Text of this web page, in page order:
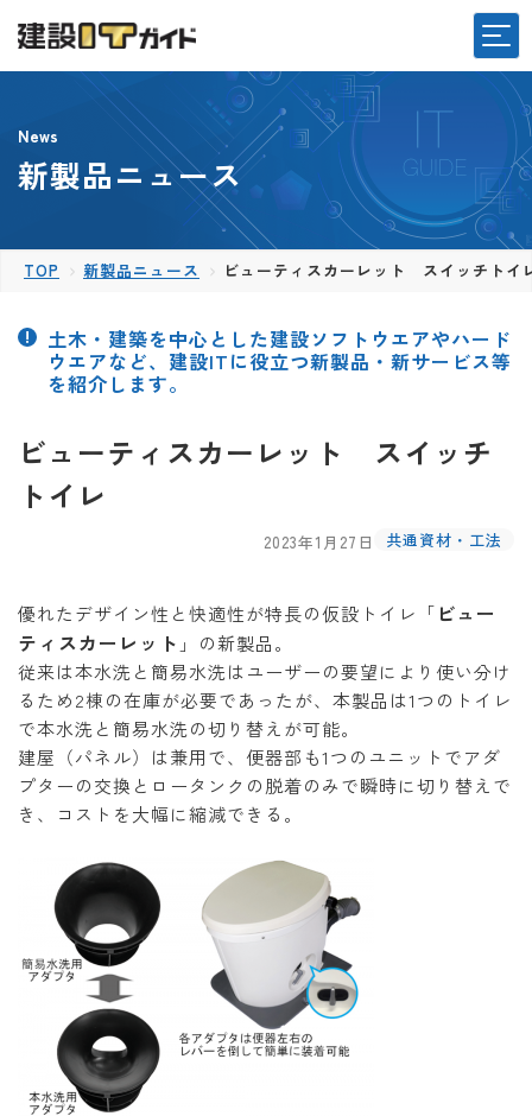
News
新製品ニュース
TOP 新製品ニュース ビューティスカーレット スイッチトイ
土木・建築を中心とした建設ソフトウエアやハード
ウエアなど、建設ITに役立つ新製品・新サービス等
を紹介します。
ビューティスカーレット スイッチ
トイレ
2023年1月27日 共通資材・工法
優れたデザイン性と快適性が特長の仮設トイレ「 ビュー
ティスカーレット 」の新製品。
従来は本水洗と簡易水洗はユーザーの要望により使い分け
るため2棟の在庫が必要であったが、本製品は1つのトイレ
で本水洗と簡易水洗の切り替えが可能。
建屋（パネル）は兼用で、便器部も1つのユニットでアダ
プターの交換とロータンクの脱着のみで瞬時に切り替えで
き、コストを大幅に縮減できる。